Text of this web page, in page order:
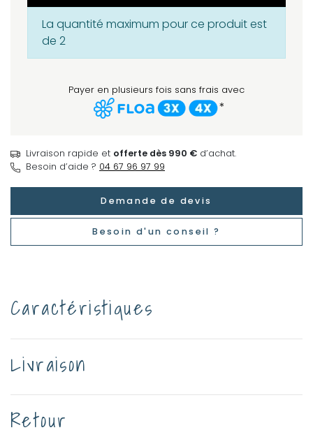
La quantité maximum pour ce produit est
de 2
Payer en plusieurs fois sans frais avec
*
Livraison rapide et offerte dès 990 € d’achat.
Besoin d’aide ? 04 67 96 97 99
Demande de devis
Besoin d'un conseil ?
Caractéristiques
Livraison
Retour